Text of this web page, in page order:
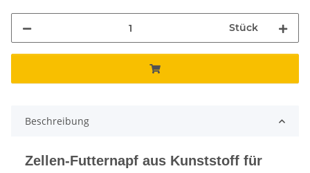
Stück
Beschreibung
Zellen-Futternapf aus Kunststoff für